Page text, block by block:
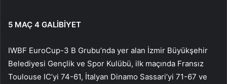
5 MAÇ 4 GALİBİYET
IWBF EuroCup-3 B Grubu’nda yer alan İzmir Büyükşehir
Belediyesi Gençlik ve Spor Kulübü, ilk maçında Fransız
Toulouse IC’yi 74-61, İtalyan Dinamo Sassari’yi 71-67 ve